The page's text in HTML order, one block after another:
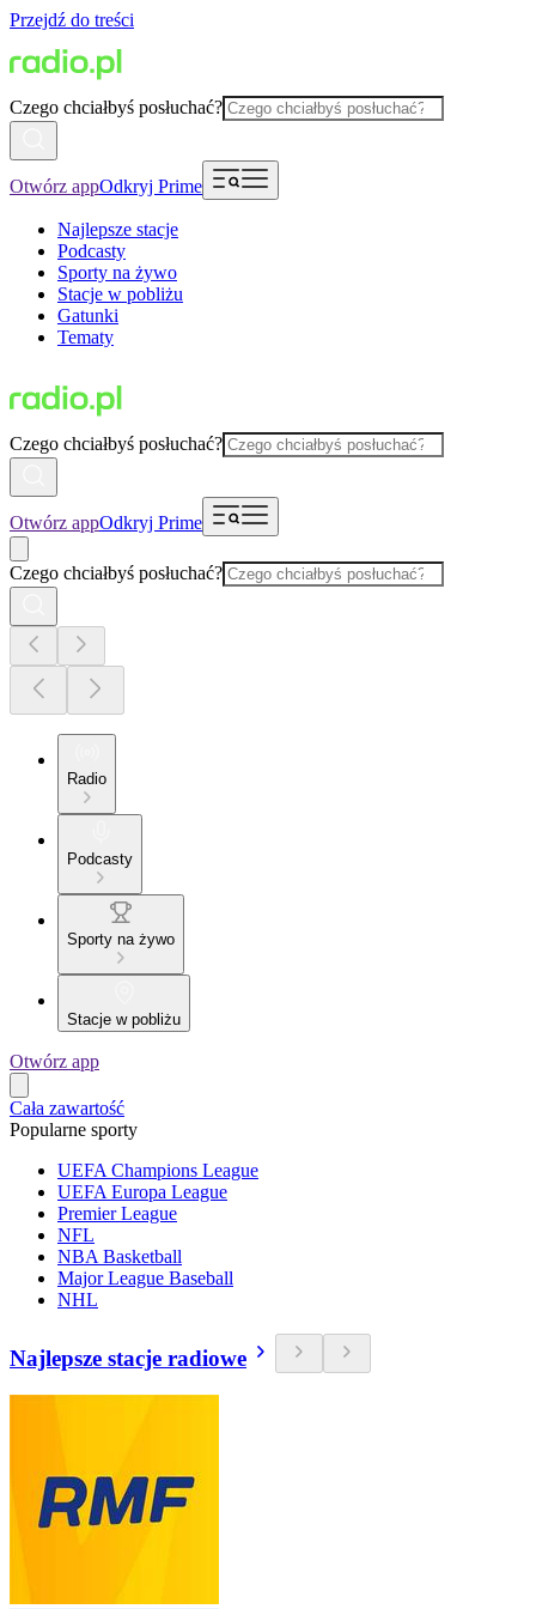
Przejdź do treści
Czego chciałbyś posłuchać?
Otwórz appOdkryj Prime
Najlepsze stacje
Podcasty
Sporty na żywo
Stacje w pobliżu
Gatunki
Tematy
Czego chciałbyś posłuchać?
Otwórz appOdkryj Prime
Czego chciałbyś posłuchać?
Radio
Podcasty
Sporty na żywo
Stacje w pobliżu
Otwórz app
Cała zawartość
Popularne sporty
UEFA Champions League
UEFA Europa League
Premier League
NFL
NBA Basketball
Major League Baseball
NHL
Najlepsze stacje radiowe